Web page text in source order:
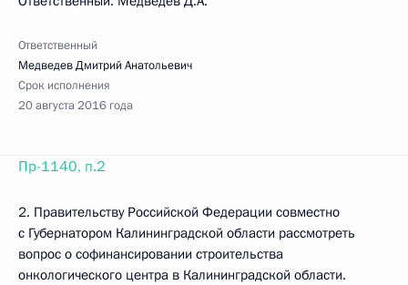
Ответственный
Медведев Дмитрий Анатольевич
Срок исполнения
20 августа 2016 года
Пр-1140, п.2
2. Правительству Российской Федерации совместно
с Губернатором Калининградской области рассмотреть
вопрос о софинансировании строительства
онкологического центра в Калининградской области.